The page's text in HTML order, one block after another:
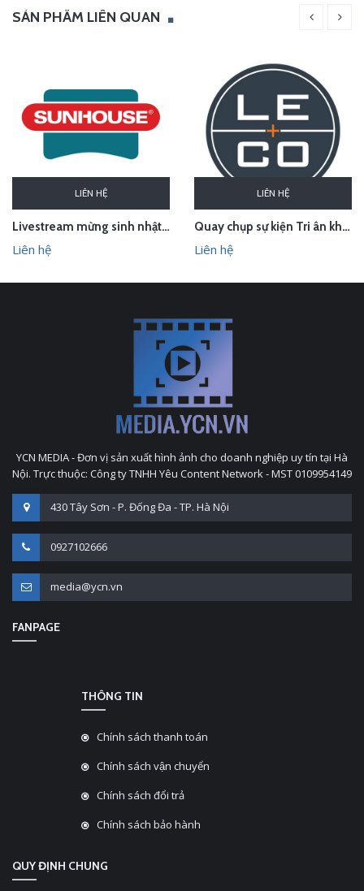
SẢN PHẨM LIÊN QUAN
LIÊN HỆ
Livestream mừng sinh nhật Sunhouse
Liên hệ
LIÊN HỆ
Quay chụp sự kiện Tri ân khách hàng Le & Co Estate Agents
Liên hệ
YCN MEDIA - Đơn vị sản xuất hình ảnh cho doanh nghiệp uy tín tại Hà
Nội. Trực thuộc: Công ty TNHH Yêu Content Network - MST 0109954149
430 Tây Sơn - P. Đống Đa - TP. Hà Nội
0927102666
media@ycn.vn
FANPAGE
THÔNG TIN
Chính sách thanh toán
Chính sách vận chuyển
Chính sách đổi trả
Chính sách bảo hành
QUY ĐỊNH CHUNG